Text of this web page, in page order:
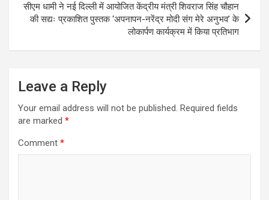
p k
सीएम धामी ने नई दिल्ली में आयोजित केंद्रीय मंत्री शिवराज सिंह चौहान
की सद्यः प्रकाशित पुस्तक ‘अपनापन-नरेंद्र मोदी संग मेरे अनुभव’ के
लोकार्पण कार्यक्रम में किया प्रतिभाग
Leave a Reply
Your email address will not be published. Required fields
are marked *
Comment *